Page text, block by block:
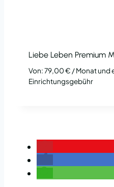
Liebe Leben Premium
Von:79,00€ / Monat und
Einrichtungsgebühr